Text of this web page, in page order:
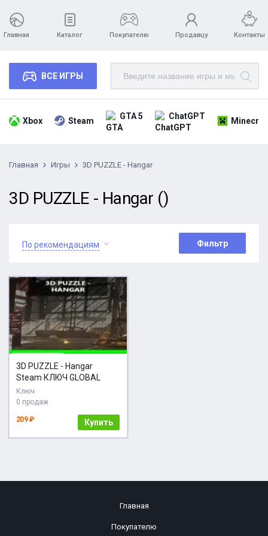
Главная Каталог Покупателю Продавцу Контакты
ВСЕ ИГРЫ
Xbox Steam GTA 5 ChatGPT
Главная Игры 3D PUZZLE - Hangar
3D PUZZLE - Hangar ()
По рекомендациям Фильтр
3D PUZZLE - Hangar
Steam КЛЮЧ GLOBAL
Ключ
0 продаж
209 ₽ Купить
Главная
Покупателю